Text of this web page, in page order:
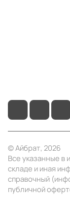
© Айбрат, 2026
Все указанные в
складе и иная
справочный
публичной